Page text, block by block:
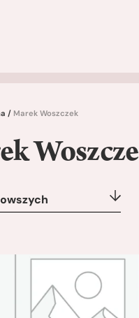
/ Marek Woszczek